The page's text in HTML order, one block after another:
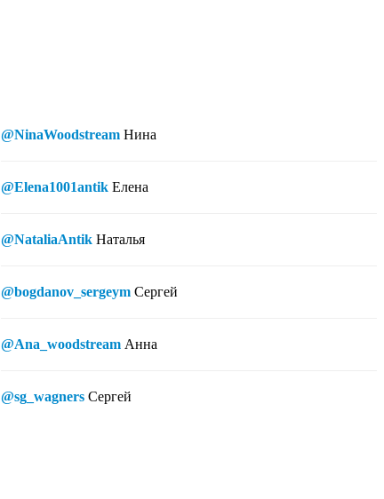
@NinaWoodstream Нина
@Elena1001antik Елена
@NataliaAntik Наталья
@bogdanov_sergeym Сергей
@Ana_woodstream Анна
@sg_wagners Сергей